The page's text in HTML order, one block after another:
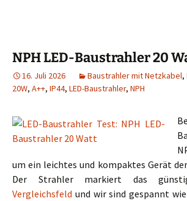
NPH LED-Baustrahler 20
16. Juli 2026 Baustrahler mit Netzkabel,
20W, A++, IP44, LED-Baustrahler, NPH
um ein leichtes und kompaktes Gerät
Der Strahler markiert das
Vergleichsfeld und wir sind gespannt